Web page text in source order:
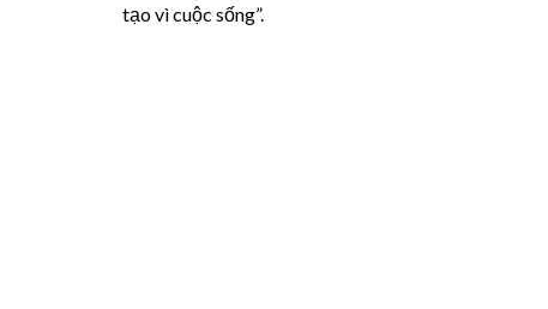
tạo vì cuộc sống”.